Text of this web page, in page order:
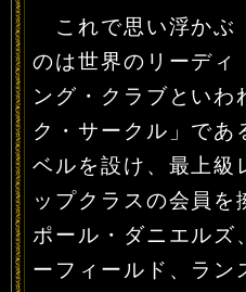
これで思い浮かぶ
のは世界のリーディ
ング・クラブといわ
ク・サークル」であ
ベルを設け、最上級
ップクラスの会員を
ポール・ダニエルズ
ーフィールド、ラン